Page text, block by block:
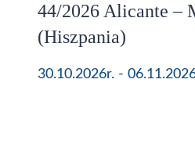
44/2026 Alicante –
(Hiszpania)
30.10.2026r. -